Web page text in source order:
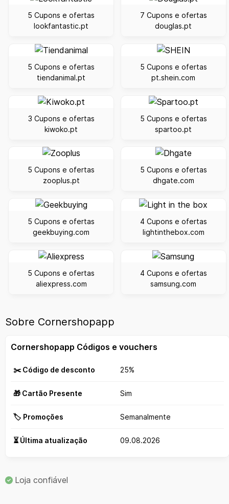
5 Cupons e ofertas
lookfantastic.pt
7 Cupons e ofertas
douglas.pt
5 Cupons e ofertas
tiendanimal.pt
5 Cupons e ofertas
pt.shein.com
3 Cupons e ofertas
kiwoko.pt
5 Cupons e ofertas
spartoo.pt
5 Cupons e ofertas
zooplus.pt
5 Cupons e ofertas
dhgate.com
5 Cupons e ofertas
geekbuying.com
4 Cupons e ofertas
lightinthebox.com
5 Cupons e ofertas
aliexpress.com
4 Cupons e ofertas
samsung.com
Sobre Cornershopapp
Cornershopapp Códigos e vouchers
✂️ Código de desconto 25%
🎁 Cartão Presente Sim
🏷️ Promoções Semanalmente
⏳ Última atualização 09.08.2026
Loja confiável